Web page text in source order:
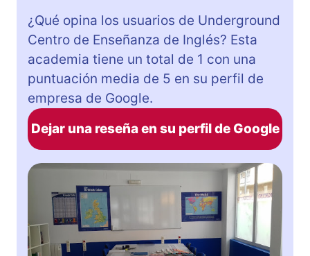
¿Qué opina los usuarios de Underground
Centro de Enseñanza de Inglés? Esta
academia tiene un total de 1 con una
puntuación media de 5 en su perfil de
empresa de Google.
Dejar una reseña en su perfil de Google